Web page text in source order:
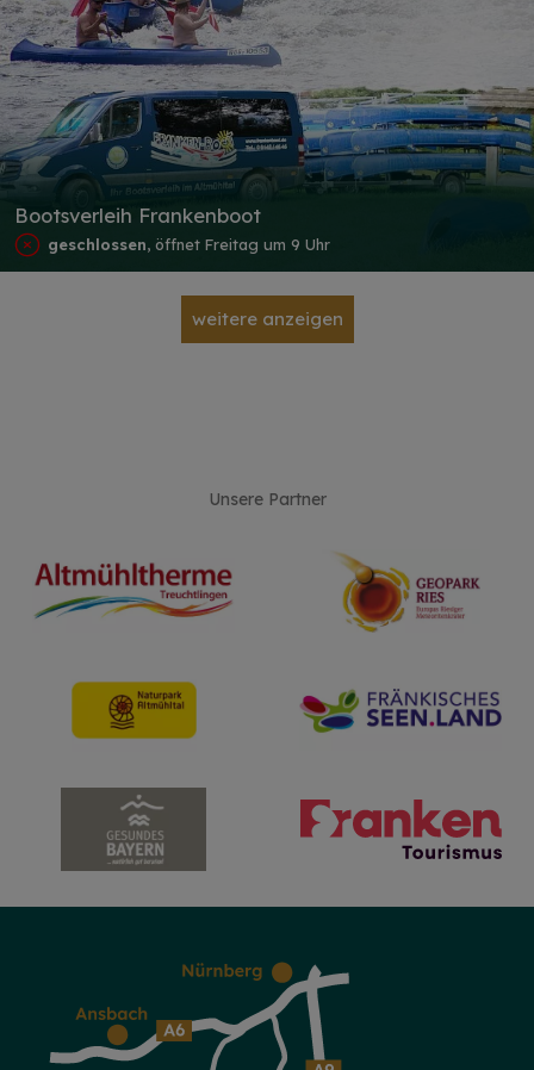
Bootsverleih Frankenboot
geschlossen, öffnet Freitag um 9 Uhr
weitere anzeigen
Unsere Partner